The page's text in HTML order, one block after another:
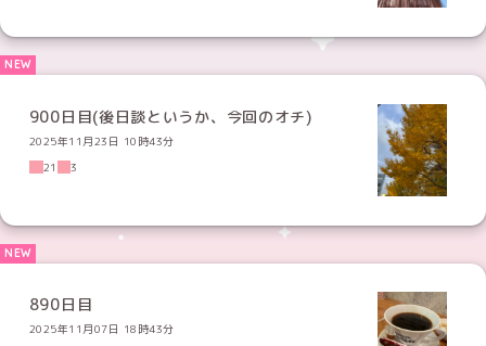
900日目(後日談というか、今回のオチ)
2025年11月23日 10時43分
21
3
890日目
2025年11月07日 18時43分